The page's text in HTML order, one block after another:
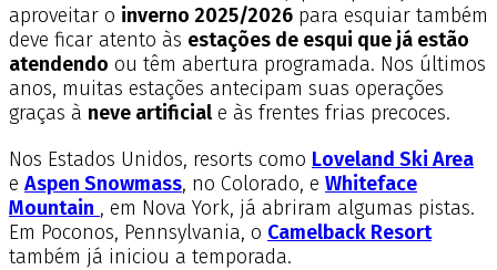
aproveitar o inverno 2025/2026 para esquiar também
deve ficar atento às estações de esqui que já estão
atendendo ou têm abertura programada. Nos últimos
anos, muitas estações antecipam suas operações
graças à neve artificial e às frentes frias precoces.
Nos Estados Unidos, resorts como Loveland Ski Area
e Aspen Snowmass, no Colorado, e Whiteface
Mountain , em Nova York, já abriram algumas pistas.
Em Poconos, Pennsylvania, o Camelback Resort
também já iniciou a temporada.